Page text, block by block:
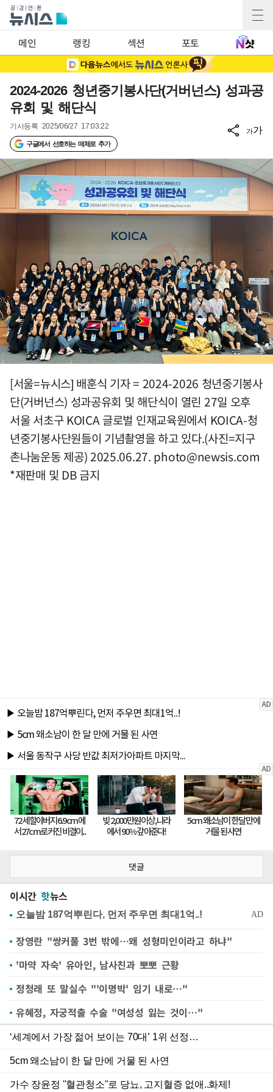
메인 랭킹 섹션 포토
2024-2026 청년중기봉사단(거버넌스) 성과공
유회 및 해단식
기사등록 2025/06/27 17:03:22
구글에서 선호하는 매체로 추가
가가
[서울=뉴시스] 배훈식 기자 = 2024-2026 청년중기봉사
단(거버넌스) 성과공유회 및 해단식이 열린 27일 오후
서울 서초구 KOICA 글로벌 인재교육원에서 KOICA-청
년중기봉사단원들이 기념촬영을 하고 있다.(사진=지구
촌나눔운동 제공) 2025.06.27. photo@newsis.com
*재판매 및 DB 금지
댓글
이시간 핫뉴스
장영란 "쌍커풀 3번 밖에…왜 성형미인이라고 하냐"
'마약 자숙' 유아인, 남사친과 뽀뽀 근황
정청래 또 말실수 "'이명박' 임기 내로…"
유혜정, 자궁적출 수술 "여성성 잃는 것이…"